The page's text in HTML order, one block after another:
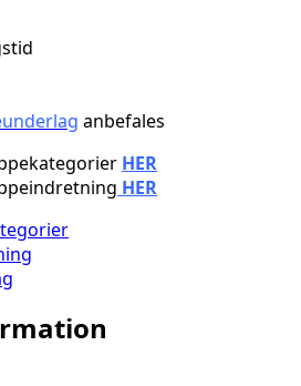
anbefales
HER
HER